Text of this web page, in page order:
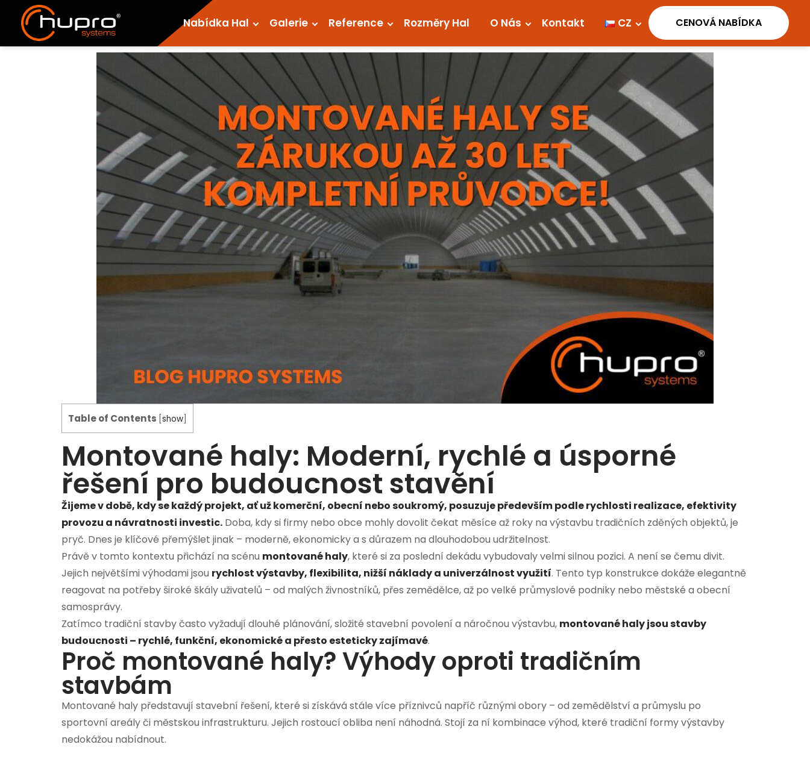
Nabídka Hal Galerie Reference Rozměry Hal O Nás Kontakt CZ Cenová ponuka
Table of Contents show
Montované haly: Moderní, rychlé a úsporné
řešení pro budoucnost stavění
Žijeme v době, kdy se každý projekt, ať už komerční, obecní nebo soukromý, posuzuje především podle rychlosti realizace, efektivity
provozu a návratnosti investic. Doba, kdy si firmy nebo obce mohly dovolit čekat měsíce až roky na výstavbu tradičních zděných objektů, je
pryč. Dnes je klíčové přemýšlet jinak – moderně, ekonomicky a s důrazem na dlouhodobou udržitelnost.
Právě v tomto kontextu přichází na scénu montované haly, které si za poslední dekádu vybudovaly velmi silnou pozici. A není se čemu divit.
Jejich největšími výhodami jsou rychlost výstavby, flexibilita, nižší náklady a univerzálnost využití. Tento typ konstrukce dokáže elegantně
reagovat na potřeby široké škály uživatelů – od malých živnostníků, přes zemědělce, až po velké průmyslové podniky nebo městské a obecní
samosprávy.
Zatímco tradiční stavby často vyžadují dlouhé plánování, složité stavební povolení a náročnou výstavbu, montované haly jsou stavby
budoucnosti – rychlé, funkční, ekonomické a přesto esteticky zajímavé.
Proč montované haly? Výhody oproti tradičním
stavbám
Montované haly představují stavební řešení, které si získává stále více příznivců napříč různými obory – od zemědělství a průmyslu po
sportovní areály či městskou infrastrukturu. Jejich rostoucí obliba není náhodná. Stojí za ní kombinace výhod, které tradiční formy výstavby
nedokážou nabídnout.